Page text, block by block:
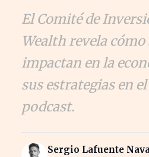
El Comité de
Wealth revela
impactan en la
sus estrategias en
podcast.
Sergio Lafuente